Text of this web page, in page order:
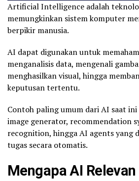
Artificial Intelligence adalah
memungkinkan sistem komputer
berpikir manusia.
AI dapat digunakan untuk
menganalisis data, mengenali
menghasilkan visual, hingga
keputusan tertentu.
Contoh paling umum dari AI saat
image generator, recommendation
recognition, hingga AI agents yang
tugas secara otomatis.
Mengapa AI